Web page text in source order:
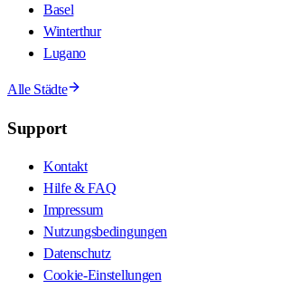
Basel
Winterthur
Lugano
Alle Städte
Support
Kontakt
Hilfe & FAQ
Impressum
Nutzungsbedingungen
Datenschutz
Cookie-Einstellungen